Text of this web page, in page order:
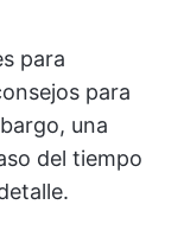
para
para
una
del tiempo